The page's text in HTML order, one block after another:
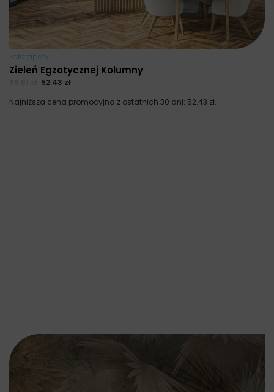
Fototapety
Zieleń Egzotycznej Kolumny
52.43 zł
Najniższa cena promocyjna z ostatnich 30 dni: 52.43 zł.